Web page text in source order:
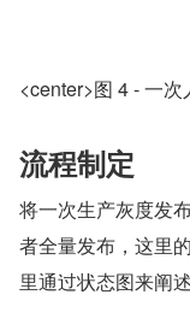
<center>图 4 - 一
流程制定
将一次生产灰度发
者全量发布，这里
里通过状态图来阐